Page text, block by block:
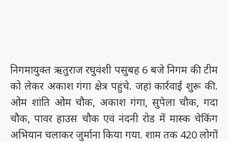
निगमायुक्त ऋतुराज रघुवंशी पसुबह 6 बजे निगम की टीम
को लेकर अकाश गंगा क्षेत्र पहुंचे. जहां कार्रवाई शुरू की.
ओम शांति ओम चौक, अकाश गंगा, सुपेला चौक, गदा
चौक, पावर हाउस चौक एवं नंदनी रोड में मास्क चेकिंग
अभियान चलाकर जुर्माना किया गया. शाम तक 420 लोगों